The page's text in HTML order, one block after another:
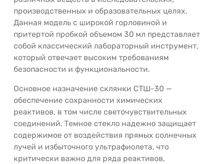
производственных и образовательных целях.
Данная модель с широкой горловиной и
притертой пробкой объемом 30 мл представляет
собой классический лабораторный инструмент,
который отвечает высоким требованиям
безопасности и функциональности.
Основное назначение склянки СТШ-30 —
обеспечение сохранности химических
реактивов, в том числе светочувствительных
соединений. Темное стекло надежно защищает
содержимое от воздействия прямых солнечных
лучей и избыточного ультрафиолета, что
критически важно для ряда реактивов,